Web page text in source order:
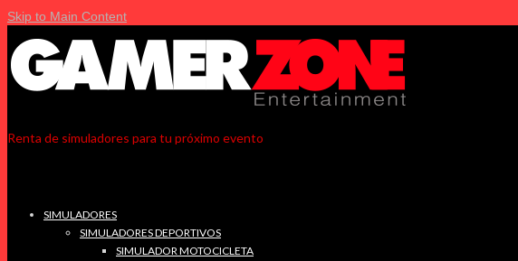
Skip to Main Content
Renta de simuladores para tu próximo evento
SIMULADORES
SIMULADORES DEPORTIVOS
SIMULADOR MOTOCICLETA